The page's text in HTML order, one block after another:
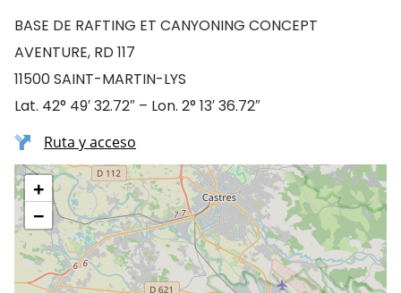
BASE DE RAFTING ET CANYONING CONCEPT
AVENTURE, RD 117
11500 SAINT-MARTIN-LYS
Lat. 42° 49′ 32.72″ – Lon. 2° 13′ 36.72″
Ruta y acceso
+
−